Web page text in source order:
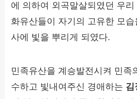
에 의하여 외곡말살되였던 우
화유산들이 자기의 고유한 모
사에 빛을 뿌리게 되였다.
민족유산을 계승발전시켜 민족
수하고 빛내여주신 경애하는 김